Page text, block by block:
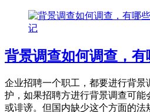
记
背景调查如何调查，有
企业招聘一个职工，都要进行背景
护，如果招聘方进行背景调查可能
或诽谤。但国内缺少这个方面的法